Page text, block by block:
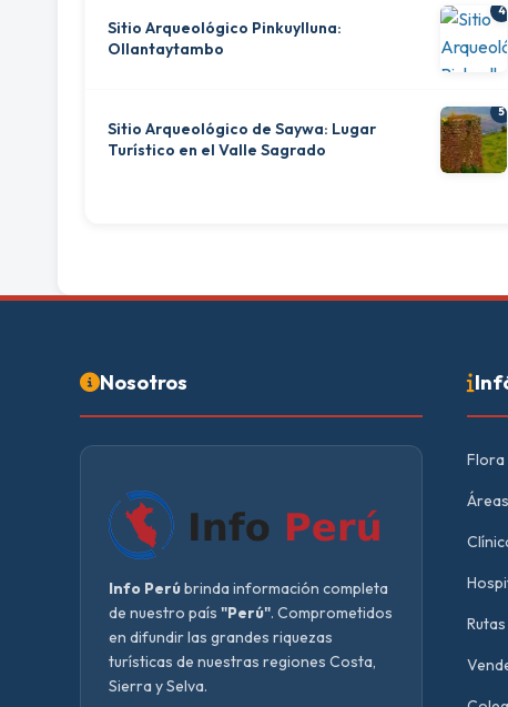
Sitio Arqueológico Pinkuylluna:
Ollantaytambo
4
Sitio Arqueológico de Saywa: Lugar
Turístico en el Valle Sagrado
5
Nosotros
Info Perúbrinda información completa
de nuestro país "Perú". Comprometidos
en difundir las grandes riquezas
turísticas de nuestras regiones Costa,
Sierra y Selva.
Flora